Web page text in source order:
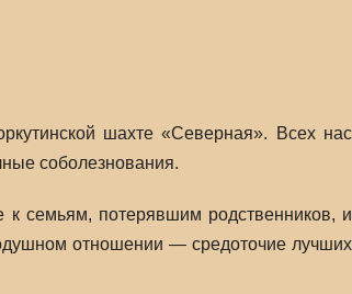
шахте «Северная». Всех нас
соболезнования.
семьям, потерявшим родственников, и
отношении — средоточие лучших